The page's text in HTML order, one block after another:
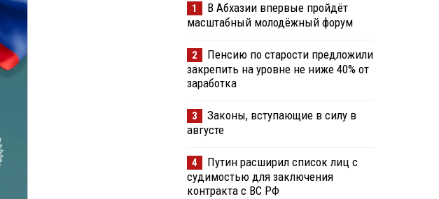
1
В Абхазии впервые пройдёт
масштабный молодёжный форум
2
Пенсию по старости предложили
закрепить на уровне не ниже 40% от
заработка
3
Законы, вступающие в силу в
августе
4
Путин расширил список лиц с
судимостью для заключения
контракта с ВС РФ